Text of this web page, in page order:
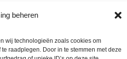
beheren
wij technologieën zoals cookies om
raadplegen. Door in te stemmen met deze